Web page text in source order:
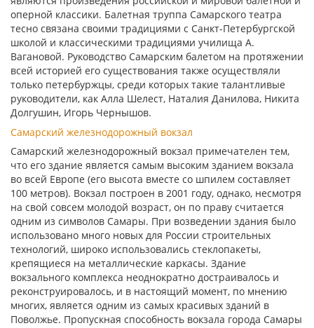
оперной классики. Балетная труппа Самарского театра
тесно связана своими традициями с Санкт-Петербургской
школой и классическими традициями училища А.
Вагановой. Руководство Самарским балетом на протяжении
всей историей его существования также осуществляли
только петербуржцы, среди которых такие талантливые
руководители, как Алла Шелест, Наталия Данилова, Никита
Долгушин, Игорь Чернышов.
Самарский железнодорожный вокзал
Самарский железнодорожный вокзал примечателен тем,
что его здание является самым высоким зданием вокзала
во всей Европе (его высота вместе со шпилем составляет
100 метров). Вокзал построен в 2001 году, однако, несмотря
на свой совсем молодой возраст, он по праву считается
одним из символов Самары. При возведении здания было
использовано много новых для России строительных
технологий, широко использовались стеклопакеты,
крепящиеся на металлические каркасы. Здание
вокзального комплекса неоднократно достраивалось и
реконструировалось, и в настоящий момент, по мнению
многих, является одним из самых красивых зданий в
Поволжье. Пропускная способность вокзала города Самары